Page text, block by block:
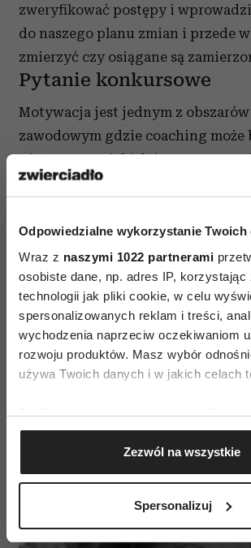
Odpowiedzialne wykorzystanie Twoich
Wraz z naszymi 1022 partnerami
osobiste dane, np. adres IP, korzystając
technologii jak pliki cookie, w celu
spersonalizowanych reklam i treści,
wychodzenia naprzeciw oczekiwaniom
rozwoju produktów. Masz wybór
używa Twoich danych i w jakich celach
Jeśli wyrazisz na to zgodę,
Gromadzić dane dotyczące
geograficznej z dokładnością nawet
Identyfikować Twoje urządzenie,
(fingerprinting, czyli wirtualny odcisk
Zezwól na wszystkie
Spersonalizuj
zweryfikować postępy i
do naszego planu zmian i przede
zmierzyć czy osiągane są
Pytanie konkursowe
Motywacja jest jednym z
zawodowym gdzie coaching może
użyteczny. W jakich jeszcze
obszarach widzisz możliwość
Najciekawsza odpowiedź zostanie
pakietem 3 indywidualnych sesji
coachingowych z psychologiem i
Martyną Gralewską. Spotkania
w Warszawie bądź przez
Zapraszamy do udziału w konkursie.
konkurs.portal@zwierciadlo.pl.